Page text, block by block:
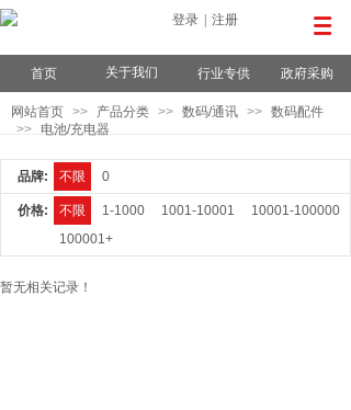
登录 注册
首页 关于我们 行业专供 政府采购
网站首页 >> 产品分类 >> 数码/通讯 >> 数码配件
>>
电池/充电器
品牌: 不限 0
价格: 不限 1-1000 1001-10001
10001-100000
100001+
暂无相关记录！